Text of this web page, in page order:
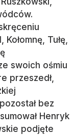
Tułę,
swoich ośmiu
przeszedł,
bez
Henryk
podjęte